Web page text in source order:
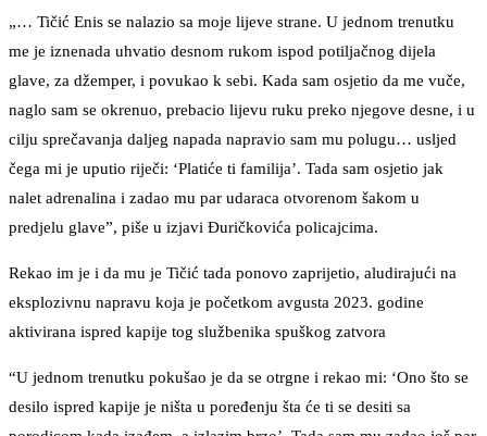
„… Tičić Enis se nalazio sa moje lijeve strane. U jednom trenutku
me je iznenada uhvatio desnom rukom ispod potiljačnog dijela
glave, za džemper, i povukao k sebi. Kada sam osjetio da me vuče,
naglo sam se okrenuo, prebacio lijevu ruku preko njegove desne, i u
cilju sprečavanja daljeg napada napravio sam mu polugu… usljed
čega mi je uputio riječi: ‘Platiće ti familija’. Tada sam osjetio jak
nalet adrenalina i zadao mu par udaraca otvorenom šakom u
predjelu glave”, piše u izjavi Đuričkovića policajcima.
Rekao im je i da mu je Tičić tada ponovo zaprijetio, aludirajući na
eksplozivnu napravu koja je početkom avgusta 2023. godine
aktivirana ispred kapije tog službenika spuškog zatvora
“U jednom trenutku pokušao je da se otrgne i rekao mi: ‘Ono što se
desilo ispred kapije je ništa u poređenju šta će ti se desiti sa